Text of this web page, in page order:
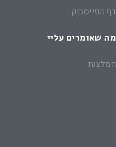
דף הפייסבוק
מה שאומרים עליי
המלצות